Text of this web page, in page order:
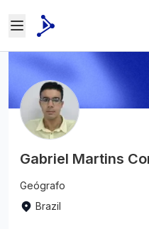
Gabriel Martins
Geógrafo
Brazil